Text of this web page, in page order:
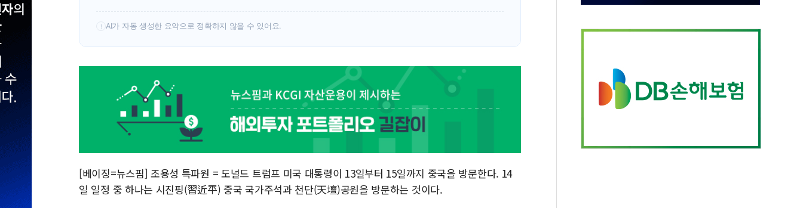
! AI가 자동 생성한 요약으로 정확하지 않을 수 있어요.
[베이징=뉴스핌] 조용성 특파원 = 도널드 트럼프 미국 대통령이 13일부터 15일까지 중국을 방문한다. 14
일 일정 중 하나는 시진핑(習近平) 중국 국가주석과 천단(天壇)공원을 방문하는 것이다.